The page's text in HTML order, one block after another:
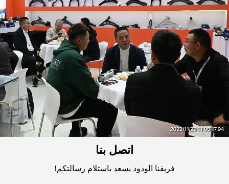
اتصل بنا
فريقنا الودود يسعد باستلام رسالتكم!